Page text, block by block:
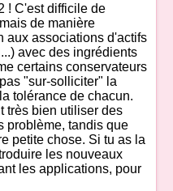
! C'est difficile de
de manière
aux associations d'actifs
avec des ingrédients
certains conservateurs
"sur-solliciter" la
tolérance de chacun.
très bien utiliser des
problème, tandis que
petite chose. Si tu as la
les nouveaux
les applications, pour